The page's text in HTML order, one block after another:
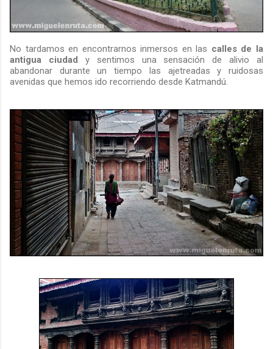
No tardamos en encontrarnos inmersos en las calles de la
antigua ciudad y sentimos una sensación de alivio al
abandonar durante un tiempo las ajetreadas y ruidosas
avenidas que hemos ido recorriendo desde Katmandú.